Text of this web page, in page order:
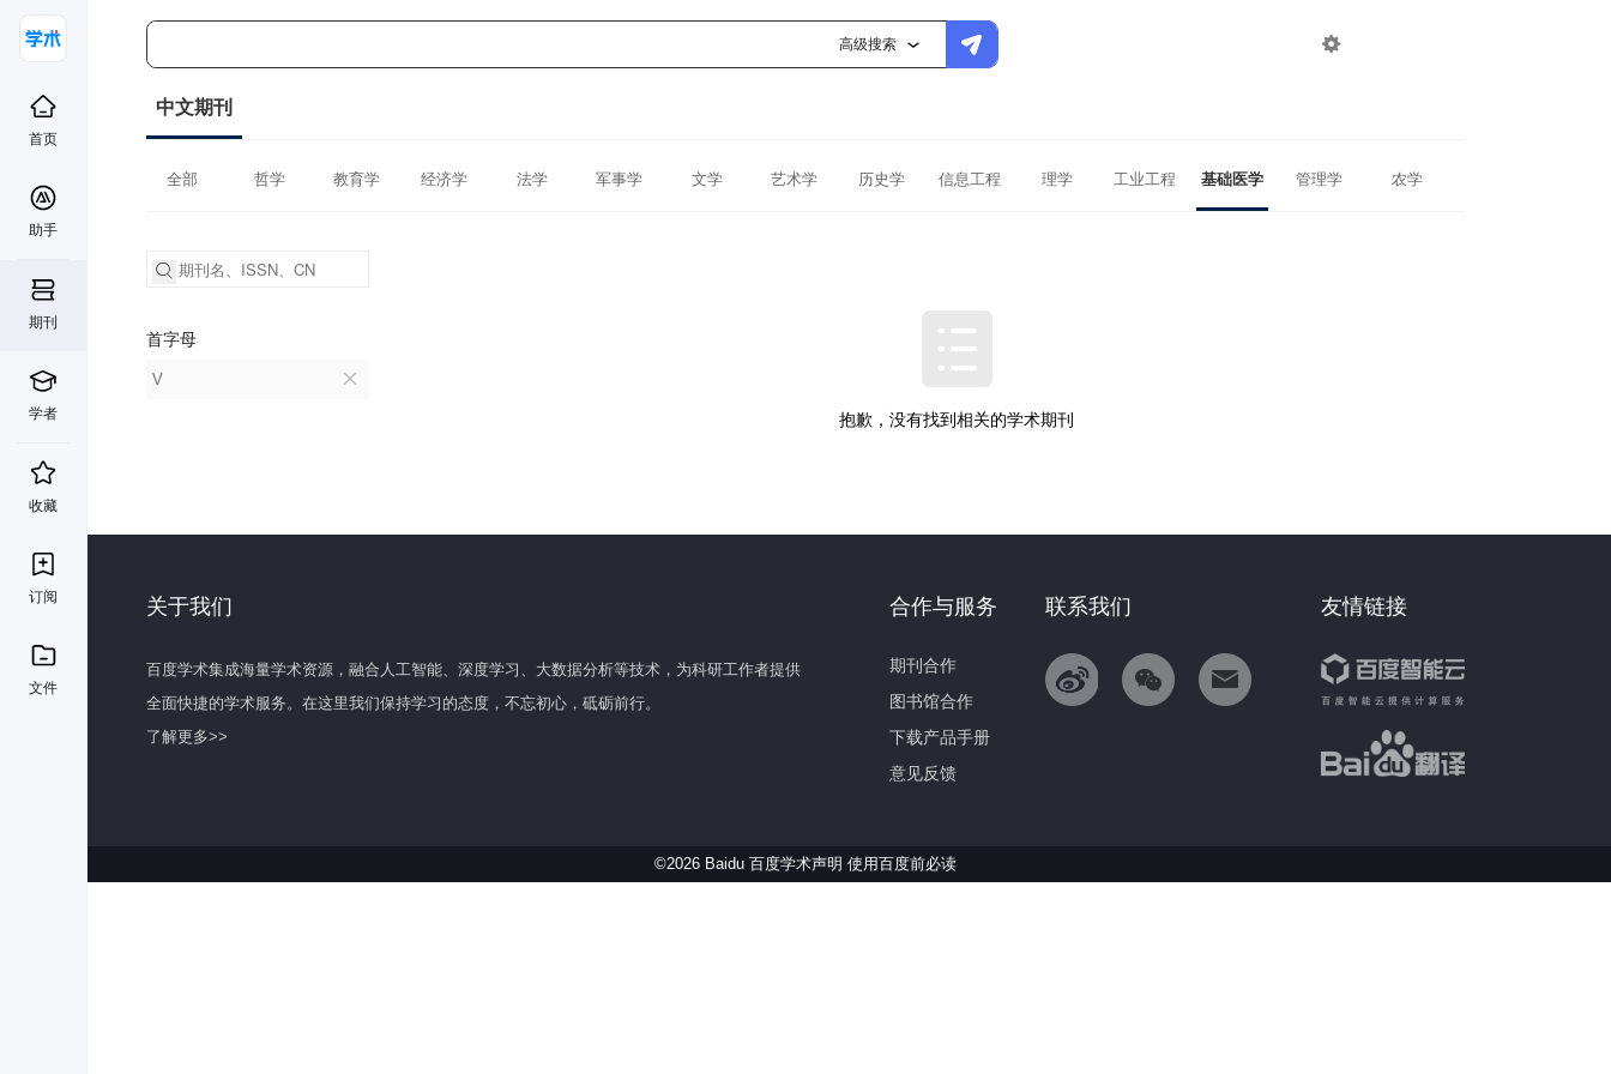
高级搜索 
首页
助手
期刊
学者
收藏
订阅
文件
中文期刊
全部 哲学 教育学 经济学 法学 军事学 文学 艺术学 历史学 信息工程 理学 工业工程 基础医学 管理学 农学
首字母
V
抱歉，没有找到相关的学术期刊
关于我们
百度学术集成海量学术资源，融合人工智能、深度学习、大数据分析等技术，为科研工作者提供
全面快捷的学术服务。在这里我们保持学习的态度，不忘初心，砥砺前行。
了解更多>>
友情链接
联系我们
合作与服务
期刊合作
图书馆合作
下载产品手册
意见反馈
©2026 Baidu 百度学术声明 使用百度前必读